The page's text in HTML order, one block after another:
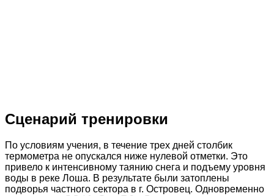
Сценарий тренировки
По условиям учения, в течение трех дней столбик
термометра не опускался ниже нулевой отметки. Это
привело к интенсивному таянию снега и подъему уровня
воды в реке Лоша. В результате были затоплены
подворья частного сектора в г. Островец. Одновременно